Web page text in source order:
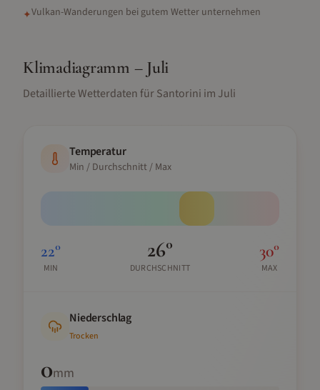
✦Vulkan-Wanderungen bei gutem Wetter unternehmen
Klimadiagramm – Juli
Detaillierte Wetterdaten fürSantorini im Juli
Temperatur
Min / Durchschnitt / Max
22°
MIN
26°
DURCHSCHNITT
30°
MAX
Niederschlag
Trocken
0mm